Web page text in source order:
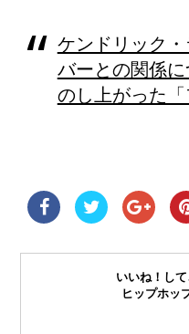
ケンドリック
バーとの関係
のし上がった「
いいね！し
ヒップホッ